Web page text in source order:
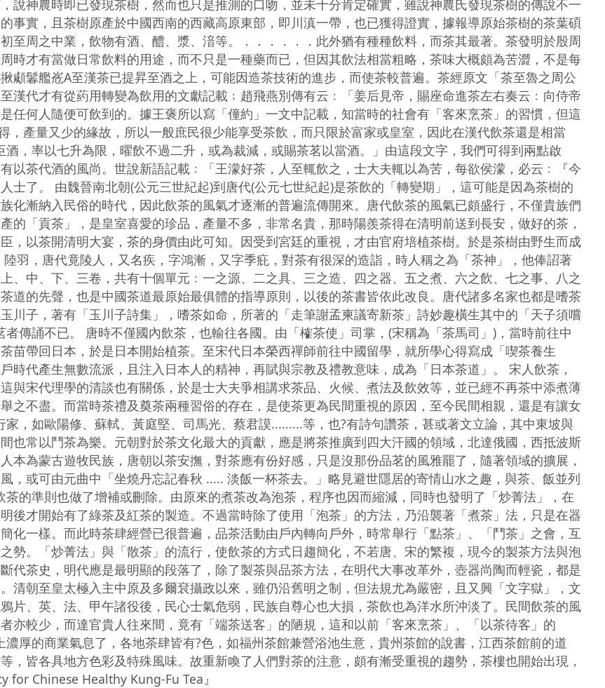
說神農時即已發現茶樹，然而也只是推測的口吻，並未十分肯定確實，雖說神農氏發現茶樹的傳說不一
事實，且茶樹原產於中國西南的西藏高原東部，即川滇一帶，也已獲得證實，據報導原始茶樹的茶葉碩
至周之中業，飲物有酒、醴、漿、湆等。．．．．．．此外猶有種種飲料，而茶其最著。茶發明於殷周
時才有當做日常飲料的用途，而不只是一種藥而已，但因其飲法相當粗略，茶味大概頗為苦澀，不是每
顑鬊艦峞A至漢茶已提昇至酒之上，可能因造茶技術的進步，而使茶較普遍。茶經原文「茶至魯之周公
漢代才有從葯用轉變為飲用的文獻記載﹔趙飛燕別傳有云﹕「姜后見帝，賜座命進茶左右奏云﹕向侍帝
任何人隨便可飲到的。據王褒所以寫「僮約」一文中記載，知當時的社會有「客來烹茶」的習慣，但這
產量又少的緣故，所以一般庶民很少能享受茶飲，而只限於富家或皇室，因此在漢代飲茶還是相當
酒，率以七升為限，曜飲不過二升，或為裁減，或賜茶茗以當酒。」由這段文字，我們可得到兩點啟
以茶代酒的風尚。世說新語記載﹕「王濛好茶，人至輒飲之，士大夫輒以為苦，每欲侯濛，必云﹕『今
士了。 由魏晉南北朝(公元三世紀起)到唐代(公元七世紀起)是茶飲的「轉變期」，這可能是因為茶樹的
化漸納入民俗的時代，因此飲茶的風氣才逐漸的普遍流傳開來。唐代飲茶的風氣已頗盛行，不僅貴族們
的「貢茶」，是皇室喜愛的珍品，產量不多，非常名貴，那時陽羨茶得在清明前送到長安，做好的茶，
，以茶開清明大宴，茶的身價由此可知。因受到宮廷的重視，才由官府培植茶樹。於是茶樹由野生而成
羽，唐代竟陵人，又名疾，字鴻漸，又字季疪，對茶有很深的造詣，時人稱之為「茶神」，他俸詔著
、中、下、三卷，共有十個單元﹕一之源、二之具、三之造、四之器、五之煮、六之飲、七之事、八之
道的先聲，也是中國茶道最原始最俱體的指導原則，以後的茶書皆依此改良。唐代諸多名家也都是嗜茶
川子，著有「玉川子詩集」，嗜茶如命，所著的「走筆謝孟柬議寄新茶」詩妙趣橫生其中的「天子須嚐
傳誦不已。 唐時不僅國內飲茶，也輸往各國。由「榷茶使」司掌，(宋稱為「茶馬司」)，當時前往中
苗帶回日本，於是日本開始植茶。至宋代日本榮西禪師前往中國留學，就所學心得寫成「喫茶養生
時代產生無數流派，且注入日本人的精神，再賦與宗教及禮教意味，成為「日本茶道」。 宋人飲茶，
與宋代理學的清談也有關係，於是士大夫爭相講求茶品、火候、煮法及飲效等，並已經不再茶中添煮薄
之不盡。而當時茶禮及奠茶兩種習俗的存在，是使茶更為民間重視的原因，至今民間相親，還是有讓女
，如歐陽修、蘇軾、黃庭堅、司馬光、蔡君謨.........等，也?有詩句讚茶，甚或著文立論，其中東坡與
也常以鬥茶為樂。元朝對於茶文化最大的貢獻，應是將茶推廣到四大汗國的領域，北達俄國，西抵波斯
本為蒙古遊牧民族，唐朝以茶安撫，對茶應有份好感，只是沒那份品茗的風雅罷了，隨著領域的擴展，
，或可由元曲中「坐燒丹忘記春秋 ..... 淡飯一杯茶去。」略見避世隱居的寄情山水之趣，與茶、飯並列
的準則也做了增補或刪除。由原來的煮茶改為泡茶，程序也因而縮減，同時也發明了「炒菁法」，在
後才開始有了綠茶及紅茶的製造。不過當時除了使用「泡茶」的方法，乃沿襲著「煮茶」法，只是在器
化一樣。而此時茶肆經營已很普遍，品茶活動由戶內轉向戶外，時常舉行「點茶」、「鬥茶」之會，互
勢。「炒菁法」與「散茶」的流行，使飲茶的方式日趨簡化，不若唐、宋的繁複，現今的製茶方法與泡
代茶史，明代應是最明顯的段落了，除了製茶與品茶方法，在明代大事改革外，壺器尚陶而輕瓷，都是
清朝至皇太極入主中原及多爾袞攝政以來，雖仍沿舊明之制，但法規尤為嚴密，且又興「文字獄」，文
片、英、法、甲午諸役後，民心士氣危弱，民族自尊心也大損，茶飲也為洋水所沖淡了。民間飲茶的風
亦較少，而達官貴人往來間，竟有「端茶送客」的陋規，這和以前「客來烹茶」、「以茶待客」的
厚的商業氣息了，各地茶肆皆有?色，如福州茶館兼營浴池生意，貴州茶館的說書，江西茶館前的道
，皆各具地方色彩及特殊風味。故重新喚了人們對茶的注意，頗有漸受重視的趨勢，茶樓也開始出現，
for Chinese Healthy Kung-Fu Tea』